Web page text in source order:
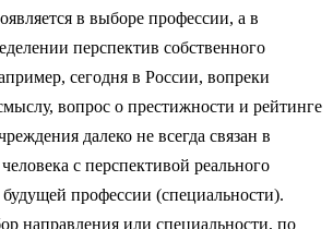
в выборе профессии, а в
перспектив собственного
сегодня в России, вопреки
вопрос о престижности и рейтинге
далеко не всегда связан в
с перспективой реального
будущей профессии (специальности).
направления или специальности, по